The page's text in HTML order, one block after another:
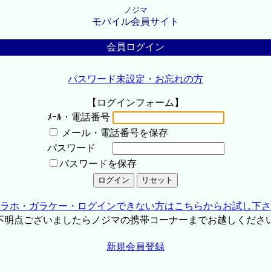
ノジマ
モバイル会員サイト
会員ログイン
パスワード未設定・お忘れの方
【ログインフォーム】
ﾒｰﾙ・電話番号
メール・電話番号を保存
パスワード
パスワードを保存
ホ・ガラケー・ログインできない方はこちらからお試し下
点ございましたらノジマの携帯コーナーまでお越しくださ
新規会員登録